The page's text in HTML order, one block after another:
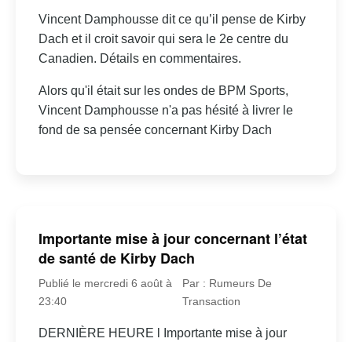
Vincent Damphousse dit ce qu’il pense de Kirby
Dach et il croit savoir qui sera le 2e centre du
Canadien. Détails en commentaires.
Alors qu'il était sur les ondes de BPM Sports,
Vincent Damphousse n'a pas hésité à livrer le
fond de sa pensée concernant Kirby Dach
Importante mise à jour concernant l’état
de santé de Kirby Dach
Publié le mercredi 6 août à
23:40
Par : Rumeurs De
Transaction
DERNIÈRE HEURE l Importante mise à jour